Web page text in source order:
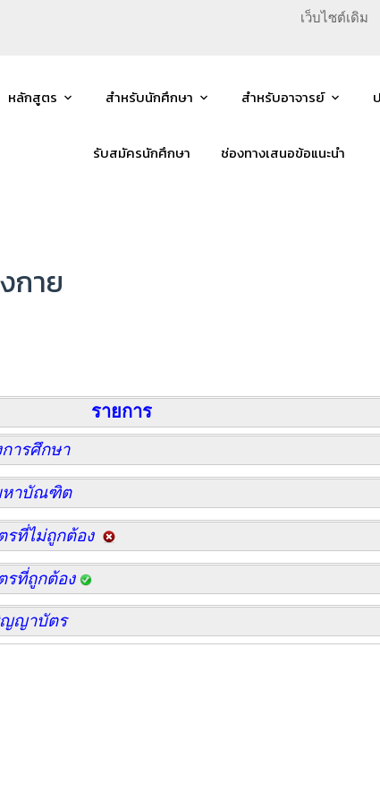
เว็บไซต์เดิม
หลักสูตร สำหรับนักศึกษา สำหรับอาจารย์
รับสมัครนักศึกษา ช่องทางเสนอข้อแนะนำ
กาย
รายการ
ารศึกษา
หาบัณฑิต
รที่ไม่ถูกต้อง
รที่ถูกต้อง
ญญาบัตร